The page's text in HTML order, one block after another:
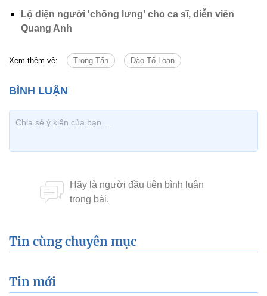
Lộ diện người 'chống lưng' cho ca sĩ, diễn viên
Quang Anh
Xem thêm về: Trọng Tấn Đào Tố Loan
Tin cùng chuyên mục
Tin mới